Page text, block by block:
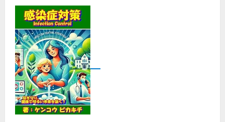
ダ
ー
の
実
力
と
は？
の
詳
細
を
ご
覧
く
だ
さ
い